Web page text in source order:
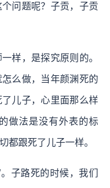
问题呢？子贡，子贡
样，是探究原则的。
么做，当年颜渊死的
儿子，心里面那么样
做法是没有外表的标
都跟死了儿子一样。
子路死的时候，我们